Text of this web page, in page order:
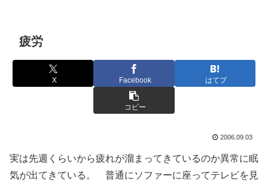
疲労
X Facebook はてブ
コピー
2006.09.03
実は先週くらいから疲れが溜まってきているのか異常に眠
気が出てきている。 普通にソファーに座ってテレビを見